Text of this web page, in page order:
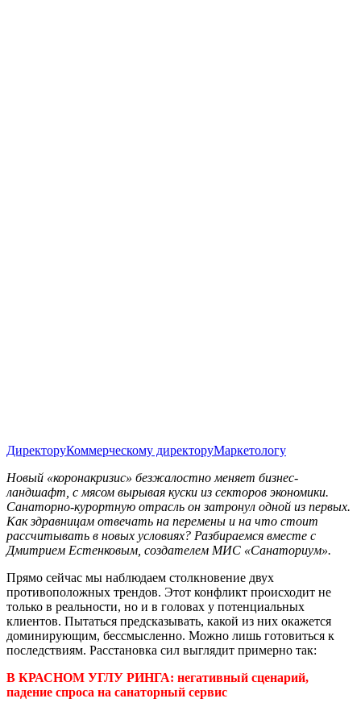
ДиректоруКоммерческому директоруМаркетологу
Новый «коронакризис» безжалостно меняет бизнес-
ландшафт, с мясом вырывая куски из секторов экономики.
Санаторно-курортную отрасль он затронул одной из первых.
Как здравницам отвечать на перемены и на что стоит
рассчитывать в новых условиях? Разбираемся вместе с
Дмитрием Естенковым, создателем МИС «Санаториум».
Прямо сейчас мы наблюдаем столкновение двух
противоположных трендов. Этот конфликт происходит не
только в реальности, но и в головах у потенциальных
клиентов. Пытаться предсказывать, какой из них окажется
доминирующим, бессмысленно. Можно лишь готовиться к
последствиям. Расстановка сил выглядит примерно так:
В КРАСНОМ УГЛУ РИНГА: негативный сценарий,
падение спроса на санаторный сервис